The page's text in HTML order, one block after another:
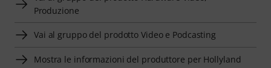
Produzione
Vai al gruppo del prodotto Video e Podcasting
Mostra le informazioni del produttore per Hollyland